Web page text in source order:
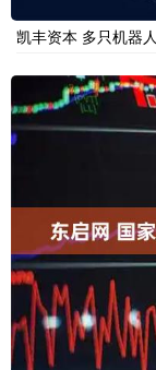
凯丰资本 多只机器